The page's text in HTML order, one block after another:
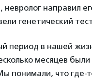
невролог направил
генетический
период в нашей
месяцев
понимали, что где-